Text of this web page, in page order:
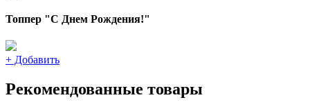
Топпер "С Днем Рождения!"
+ Добавить
Рекомендованные товары